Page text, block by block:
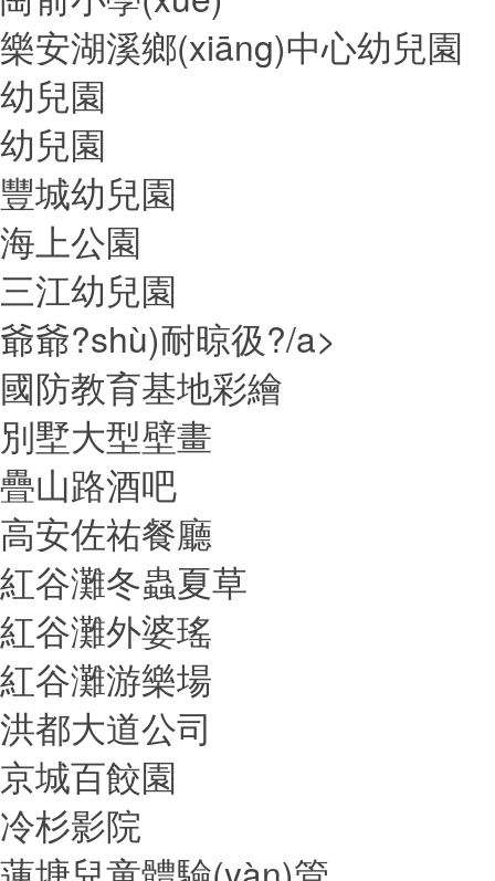
樂安湖溪鄉(xiāng)中心幼兒園
幼兒園
幼兒園
豐城幼兒園
海上公園
三江幼兒園
爺爺?shù)耐晾彶?/a>
國防教育基地彩繪
別墅大型壁畫
疊山路酒吧
高安佐祐餐廳
紅谷灘冬蟲夏草
紅谷灘外婆瑤
紅谷灘游樂場
洪都大道公司
京城百餃園
冷杉影院